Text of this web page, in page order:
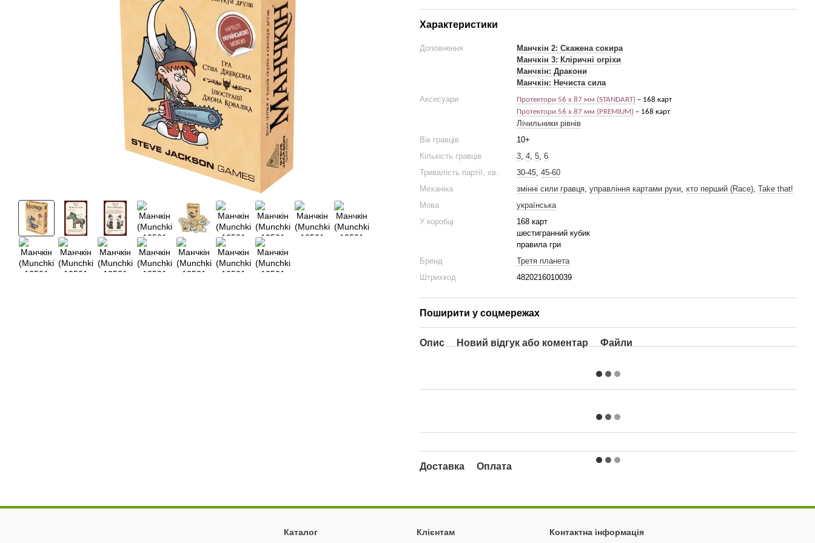
Характеристики
Доповнення
Манчкін 2: Скажена сокира
Манчкін 3: Кліричні огріхи
Манчкін: Дракони
Манчкін: Нечиста сила
Аксесуари
Протектори 56 х 87 мм (STANDART) – 168 карт
Протектори 56 х 87 мм (PREMIUM) – 168 карт
Лічильники рівнів
Вік гравців
10+
Кількість гравців
3, 4, 5, 6
Тривалість партії, хв.
30-45, 45-60
Механіка
змінні сили гравця, управління картами руки, хто перший (Race), Take that!
Мова
українська
У коробці
168 карт
шестигранний кубик
правила гри
Бренд
Третя планета
Штрихкод
4820216010039
Поширити у соцмережах
Опис Новий відгук або коментар Файли
Доставка Оплата
Каталог Клієнтам Контактна інформація